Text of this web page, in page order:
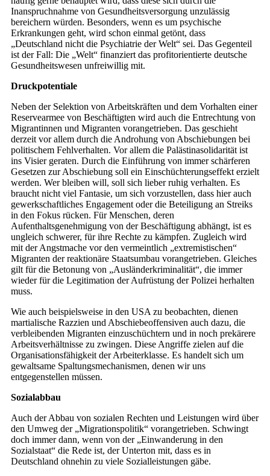
Inanspruchnahme von Gesundheitsversorgung unzulässig
bereichern würden. Besonders, wenn es um psychische
Erkrankungen geht, wird schon einmal getönt, dass
„Deutschland nicht die Psychiatrie der Welt“ sei. Das Gegenteil
ist der Fall: Die „Welt“ finanziert das profit­orientierte deutsche
Gesundheits­wesen unfreiwillig mit.
Druckpotentiale
Neben der Selektion von Arbeitskräften und dem Vorhalten einer
Reservearmee von Beschäftigten wird auch die Entrechtung von
Migrantinnen und Migranten vorangetrieben. Das geschieht
derzeit vor allem durch die Androhung von Abschiebungen bei
politischem Fehlverhalten. Vor allem die Palästinasolidarität ist
ins Visier geraten. Durch die Einführung von immer schärferen
Gesetzen zur Abschiebung soll ein Einschüchterungseffekt erzielt
werden. Wer bleiben will, soll sich lieber ruhig verhalten. Es
braucht nicht viel Fantasie, um sich vorzustellen, dass hier auch
gewerkschaftliches Engagement oder die Beteiligung an Streiks
in den Fokus rücken. Für Menschen, deren
Aufenthaltsgenehmigung von der Beschäftigung abhängt, ist es
ungleich schwerer, für ihre Rechte zu kämpfen. Zugleich wird
mit der Angstmache vor den vermeintlich „extremistischen“
Migranten der reaktionäre Staatsumbau vorangetrieben. Gleiches
gilt für die Betonung von „Ausländerkriminalität“, die immer
wieder für die Legitimation der Aufrüstung der Polizei herhalten
muss.
Wie auch beispielsweise in den USA zu beobachten, dienen
martialische Razzien und Abschiebeoffensiven auch dazu, die
verbleibenden Migranten einzuschüchtern und in noch prekärere
Arbeitsverhältnisse zu zwingen. Diese Angriffe zielen auf die
Organisationsfähigkeit der Arbeiterklasse. Es handelt sich um
gewaltsame Spaltungsmechanismen, denen wir uns
entgegenstellen müssen.
Sozialabbau
Auch der Abbau von sozialen Rechten und Leistungen wird über
den Umweg der „Migrationspolitik“ vorangetrieben. Schwingt
doch immer dann, wenn von der „Einwanderung in den
Sozialstaat“ die Rede ist, der Unterton mit, dass es in
Deutschland ohnehin zu viele Sozialleistungen gäbe.